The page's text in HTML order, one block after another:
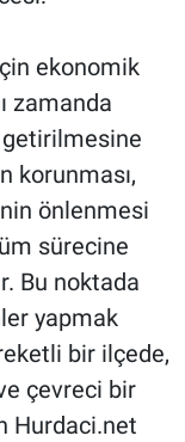
ekonomik
zamanda
korunması,
önlenmesi
sürecine
Bu noktada
yapmak
bir ilçede,
çevreci bir
Hurdaci.net